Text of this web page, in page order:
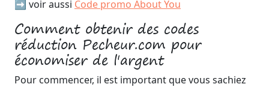
➡️ voir aussi Code promo About You
Comment obtenir des codes
réduction Pecheur.com pour
économiser de l'argent
Pour commencer, il est important que vous sachiez